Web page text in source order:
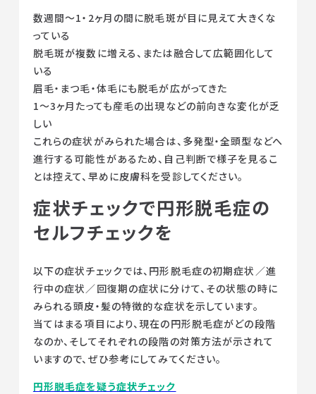
数週間〜1・2ヶ月の間に脱毛斑が目に見えて大きくな
っている
脱毛斑が複数に増える、または融合して広範囲化して
いる
眉毛・まつ毛・体毛にも脱毛が広がってきた
1〜3ヶ月たっても産毛の出現などの前向きな変化が乏
しい
これらの症状がみられた場合は、多発型・全頭型などへ
進行する可能性があるため、自己判断で様子を見るこ
とは控えて、早めに皮膚科を受診してください。
症状チェックで円形脱毛症の
セルフチェックを
以下の症状チェックでは、円形脱毛症の初期症状／進
行中の症状／回復期の症状に分けて、その状態の時に
みられる頭皮・髪の特徴的な症状を示しています。
当てはまる項目により、現在の円形脱毛症がどの段階
なのか、そしてそれぞれの段階の対策方法が示されて
いますので、ぜひ参考にしてみてください。
円形脱毛症を疑う症状チェック